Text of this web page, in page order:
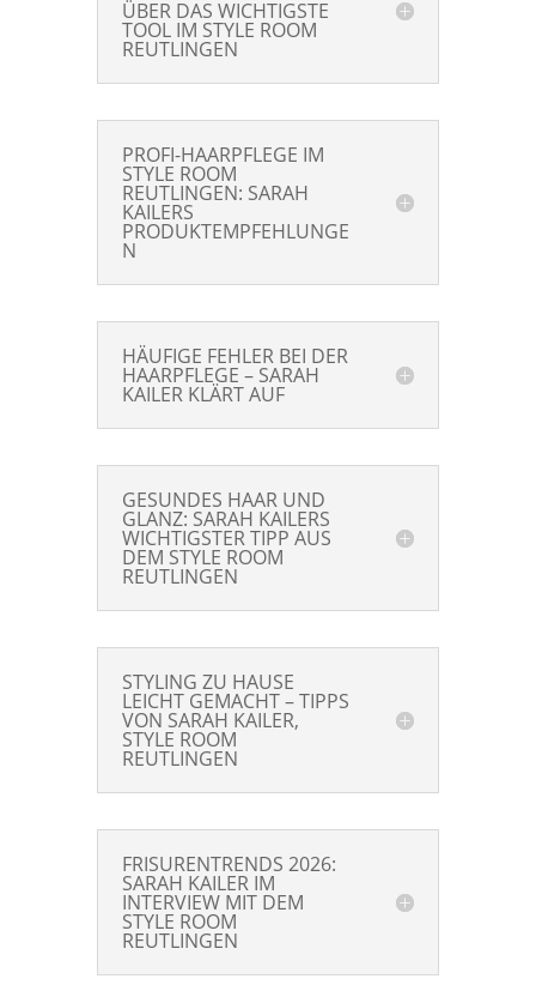
ÜBER DAS WICHTIGSTE
TOOL IM STYLE ROOM
REUTLINGEN
PROFI-HAARPFLEGE IM
STYLE ROOM
REUTLINGEN: SARAH
KAILERS
PRODUKTEMPFEHLUNGE
N
HÄUFIGE FEHLER BEI DER
HAARPFLEGE – SARAH
KAILER KLÄRT AUF
GESUNDES HAAR UND
GLANZ: SARAH KAILERS
WICHTIGSTER TIPP AUS
DEM STYLE ROOM
REUTLINGEN
STYLING ZU HAUSE
LEICHT GEMACHT – TIPPS
VON SARAH KAILER,
STYLE ROOM
REUTLINGEN
FRISURENTRENDS 2026:
SARAH KAILER IM
INTERVIEW MIT DEM
STYLE ROOM
REUTLINGEN